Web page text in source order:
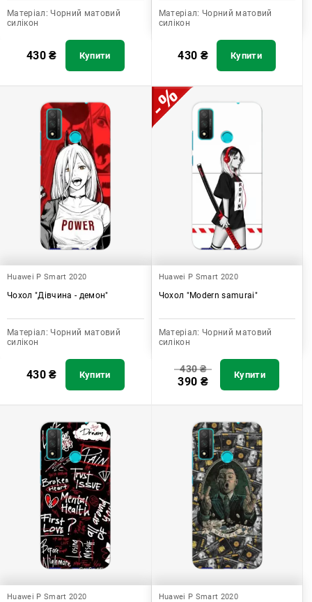
Матеріал: Чорний матовий
силікон
430₴ Купити
Матеріал: Чорний матовий
силікон
430 ₴ Купити
Huawei P Smart 2020
Чохол "Дівчина - демон"
Матеріал: Чорний матовий
силікон
430₴ Купити
Huawei P Smart 2020
Чохол "Modern samurai"
Матеріал: Чорний матовий
силікон
430₴
390 ₴ Купити
Huawei P Smart 2020 Huawei P Smart 2020